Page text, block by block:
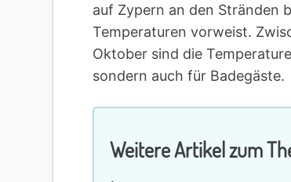
auf Zypern an den Stränden
Temperaturen vorweist.
Oktober sind die
sondern auch für Badegäste.
Weitere Artikel zum